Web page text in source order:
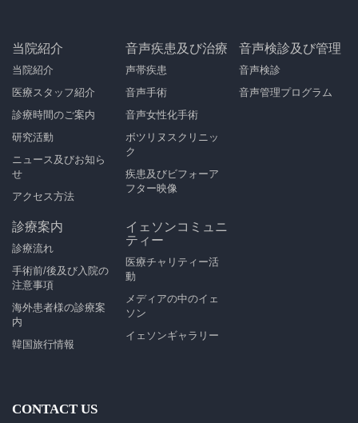
当院紹介
当院紹介
医療スタッフ紹介
診療時間のご案内
研究活動
ニュース及びお知ら
せ
アクセス方法
音声疾患及び治療
声帯疾患
音声手術
音声女性化手術
ボツリヌスクリニッ
ク
疾患及びビフォーア
フター映像
音声検診及び管理
音声検診
音声管理プログラム
診療案内
診療流れ
手術前/後及び入院の
注意事項
海外患者様の診療案
内
韓国旅行情報
イェソンコミュニ
ティー
医療チャリティー活
動
メディアの中のイェ
ソン
イェソンギャラリー
CONTACT US